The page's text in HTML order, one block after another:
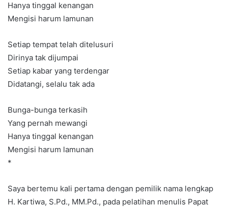
Hanya tinggal kenangan
Mengisi harum lamunan
Setiap tempat telah ditelusuri
Dirinya tak dijumpai
Setiap kabar yang terdengar
Didatangi, selalu tak ada
Bunga-bunga terkasih
Yang pernah mewangi
Hanya tinggal kenangan
Mengisi harum lamunan
*
Saya bertemu kali pertama dengan pemilik nama lengkap
H. Kartiwa, S.Pd., MM.Pd., pada pelatihan menulis Papat